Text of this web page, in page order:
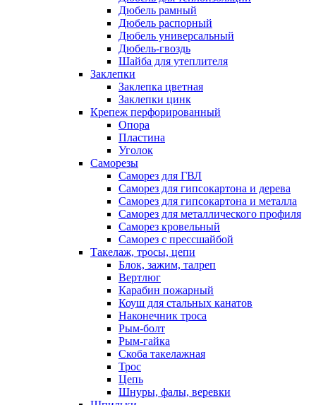
Дюбель рамный
Дюбель распорный
Дюбель универсальный
Дюбель-гвоздь
Шайба для утеплителя
Заклепки
Заклепка цветная
Заклепки цинк
Крепеж перфорированный
Опора
Пластина
Уголок
Саморезы
Саморез для ГВЛ
Саморез для гипсокартона и дерева
Саморез для гипсокартона и металла
Саморез для металлического профиля
Саморез кровельный
Саморез с прессшайбой
Такелаж, тросы, цепи
Блок, зажим, талреп
Вертлюг
Карабин пожарный
Коуш для стальных канатов
Наконечник троса
Рым-болт
Рым-гайка
Скоба такелажная
Трос
Цепь
Шнуры, фалы, веревки